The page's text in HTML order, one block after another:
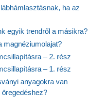
ha az
egyik trendről a másikra?
magnéziumolajat?
– 2. rész
– 1. rész
anyagokra van